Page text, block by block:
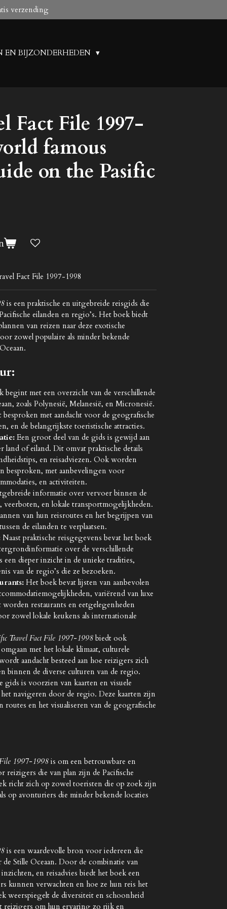
verzending
EN BIJZONDERHEDEN
Fact File 1997-
famous
on the Pasific
Fact File 1997-1998
is een praktische en uitgebreide reisgids die
eilanden en regio’s. Het boek biedt
van reizen naar deze exotische
zowel populaire als minder bekende
begint met een overzicht van de verschillende
zoals Polynesië, Melanesië, en Micronesië.
met aandacht voor de geografische
en de belangrijkste toeristische attracties.
Een groot deel van de gids is gewijd aan
land of eiland. Dit omvat praktische details
en reisadviezen. Ook worden
besproken, met aanbevelingen voor
en activiteiten.
informatie over vervoer binnen de
veerboten, en lokale transportmogelijkheden.
van hun reisroutes en het begrijpen van
de eilanden te verplaatsen.
Naast praktische reisgegevens bevat het boek
over de verschillende
dieper inzicht in de unieke tradities,
van de regio’s die ze bezoeken.
Het boek bevat lijsten van aanbevolen
variërend van luxe
restaurants en eetgelegenheden
zowel lokale keukens als internationale
Travel Fact File 1997-1998biedt ook
met het lokale klimaat, culturele
aandacht besteed aan hoe reizigers zich
binnen de diverse culturen van de regio.
gids is voorzien van kaarten en visuele
navigeren door de regio. Deze kaarten zijn
en het visualiseren van de geografische
1997-1998 is om een betrouwbare en
die van plan zijn de Pacifische
richt zich op zowel toeristen die op zoek zijn
op avonturiers die minder bekende locaties
is een waardevolle bron voor iedereen die
Stille Oceaan. Door de combinatie van
en reisadvies biedt het boek een
kunnen verwachten en hoe ze hun reis het
weerspiegelt de diversiteit en schoonheid
reizigers om hun ervaring zo rijk en